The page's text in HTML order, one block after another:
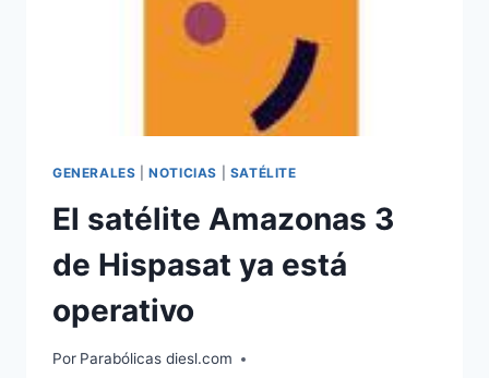
AMAZONAS
GENERALES |NOTICIAS SATÉLITE
El satélite Amazonas 3
de Hispasat ya está
operativo
Por Parabólicas diesl.com